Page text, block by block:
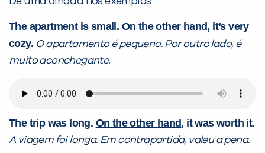
The apartment is small. On the other hand, it’s very
cozy. O apartamento é pequeno. Por outro lado, é
muito aconchegante.
The trip was long. On the other hand, it was worth it.
A viagem foi longa. Em contrapartida, valeu a pena.